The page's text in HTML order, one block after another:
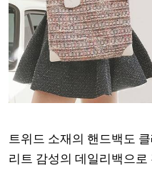
트위드 소재의 핸드백도
리트 감성의 데일리백으로